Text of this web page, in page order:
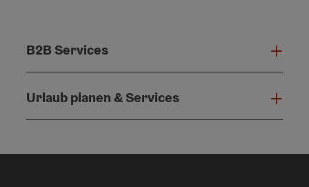
B2B Services
Urlaub planen & Services